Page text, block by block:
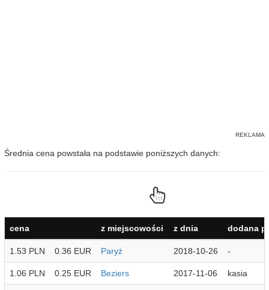
Średnia cena powstała na podstawie poniższych danych:
cena z miejscowości z dnia dodana
1.53 PLN 0.36 EUR Paryż 2018-10-26 -
1.06 PLN 0.25 EUR Beziers 2017-11-06 kasia